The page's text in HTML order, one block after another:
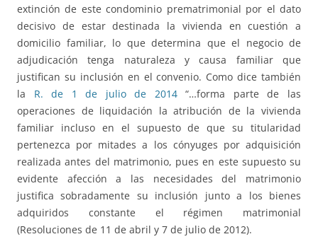
extinción de este condominio prematrimonial por el dato
decisivo de estar destinada la vivienda en cuestión a
domicilio familiar, lo que determina que el negocio de
adjudicación tenga naturaleza y causa familiar que
justifican su inclusión en el convenio. Como dice también
la R. de 1 de julio de 2014“…forma parte de las
operaciones de liquidación la atribución de la vivienda
familiar incluso en el supuesto de que su titularidad
pertenezca por mitades a los cónyuges por adquisición
realizada antes del matrimonio, pues en este supuesto su
evidente afección a las necesidades del matrimonio
justifica sobradamente su inclusión junto a los bienes
adquiridos constante el régimen matrimonial
(Resoluciones de 11 de abril y 7 de julio de 2012).